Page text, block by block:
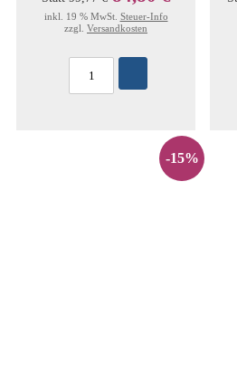
inkl. 19 % MwSt. Steuer-Info
zzgl. Versandkosten
-15%